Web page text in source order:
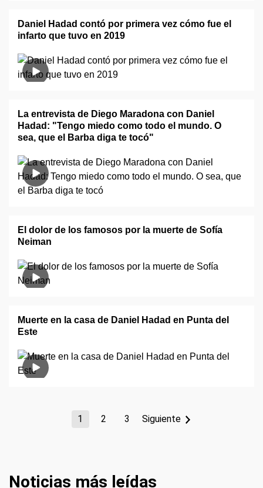
Daniel Hadad contó por primera vez cómo fue el
infarto que tuvo en 2019
La entrevista de Diego Maradona con Daniel
Hadad: "Tengo miedo como todo el mundo. O
sea, que el Barba diga te tocó"
El dolor de los famosos por la muerte de Sofía
Neiman
Muerte en la casa de Daniel Hadad en Punta del
Este
1 2 3 Siguiente
Noticias más leídas